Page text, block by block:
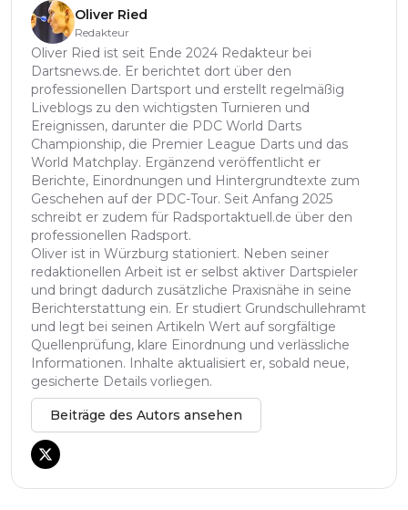
Oliver Ried
Redakteur
Oliver Ried ist seit Ende 2024 Redakteur bei
Dartsnews.de. Er berichtet dort über den
professionellen Dartsport und erstellt regelmäßig
Liveblogs zu den wichtigsten Turnieren und
Ereignissen, darunter die PDC World Darts
Championship, die Premier League Darts und das
World Matchplay. Ergänzend veröffentlicht er
Berichte, Einordnungen und Hintergrundtexte zum
Geschehen auf der PDC-Tour. Seit Anfang 2025
schreibt er zudem für Radsportaktuell.de über den
professionellen Radsport.
Oliver ist in Würzburg stationiert. Neben seiner
redaktionellen Arbeit ist er selbst aktiver Dartspieler
und bringt dadurch zusätzliche Praxisnähe in seine
Berichterstattung ein. Er studiert Grundschullehramt
und legt bei seinen Artikeln Wert auf sorgfältige
Quellenprüfung, klare Einordnung und verlässliche
Informationen. Inhalte aktualisiert er, sobald neue,
gesicherte Details vorliegen.
Beiträge des Autors ansehen